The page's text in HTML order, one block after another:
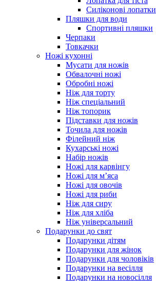
Силіконові лопатки
Пляшки для води
Спортивні пляшки
Черпаки
Товкачки
Ножі кухонні
Мусати для ножів
Обвалочні ножі
Обробні ножі
Ніж для торту
Ніж спеціальний
Ніж топорик
Підставки для ножів
Точила для ножів
Філейний ніж
Кухарські ножі
Набір ножів
Ножі для карвінгу
Ножі для м’яса
Ножі для овочів
Ножі для риби
Ніж для сиру
Ніж для хліба
Ніж універсальний
Подарунки до свят
Подарунки дітям
Подарунки для жінок
Подарунки для чоловіків
Подарунки на весілля
Подарунки на новосілля